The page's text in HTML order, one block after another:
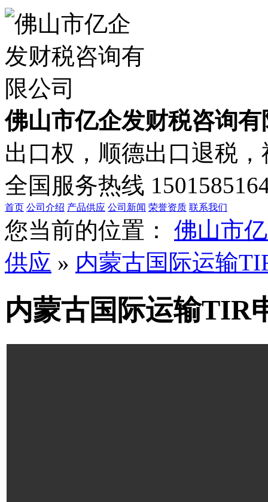
佛山市亿企发财税咨询有
出口权，顺德出口退税
全国服务热线
首页 公司介绍 产品供应 公司新闻 荣誉资质 联系我们
您当前的位置：
佛山市
供应 » 内蒙古国际运输
内蒙古国际运输TIR